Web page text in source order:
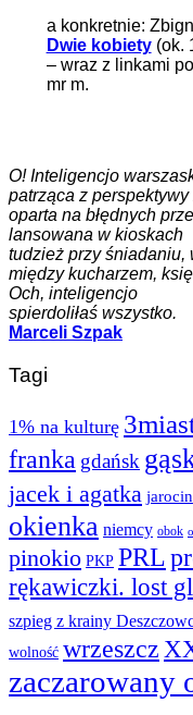
a konkretnie:
Dwie kobiety(ok.
– wraz z linkami
mr m.
O! Inteligencjo
patrząca z
oparta na błędnych
lansowana w kioskach
tudzież przy śniadaniu,
między kucharzem,
Och, inteligencjo
spierdoliłaś wszystko.
Marceli Szpak
Tagi
1% na kulturę
franka gdańsk
jacek i agatka jarocin
okienka niemcy obok
pinokio PKP PRL
rękawiczki. lost
szpieg z krainy
wolność wrzeszcz
zaczarowany